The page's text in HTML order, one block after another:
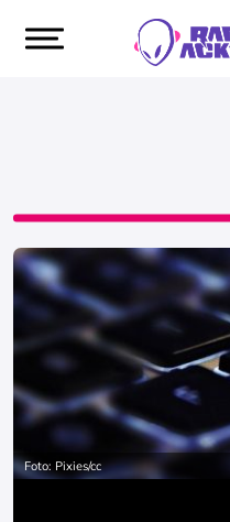
Foto: Pixies/cc